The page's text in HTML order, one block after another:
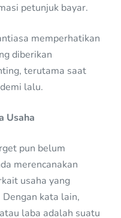
petunjuk bayar.
memperhatikan
diberikan
terutama saat
lalu.
Usaha
pun belum
merencanakan
usaha yang
Dengan kata lain,
laba adalah suatu